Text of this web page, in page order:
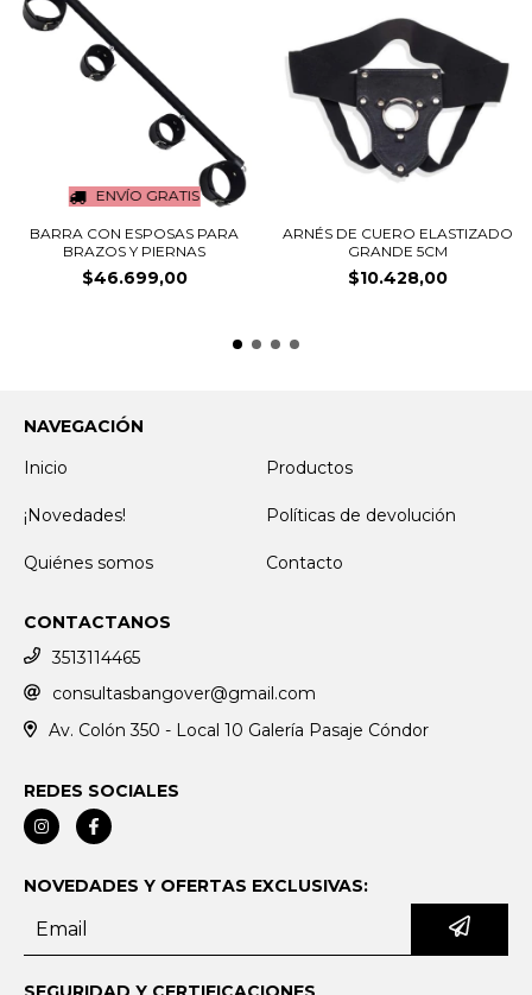
ENVÍO GRATIS
BARRA CON ESPOSAS PARA
BRAZOS Y PIERNAS
$46.699,00
ARNÉS DE CUERO ELASTIZADO
GRANDE 5CM
$10.428,00
NAVEGACIÓN
Inicio
Productos
¡Novedades! Políticas de devolución
Quiénes somos Contacto
CONTACTANOS
3513114465
consultasbangover@gmail.com
Av. Colón 350 - Local 10 Galería Pasaje Cóndor
REDES SOCIALES
NOVEDADES Y OFERTAS EXCLUSIVAS: